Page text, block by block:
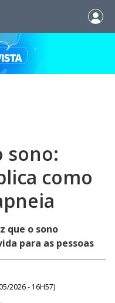
sono:
como
que o sono
para as pessoas
2026 - 16H57)